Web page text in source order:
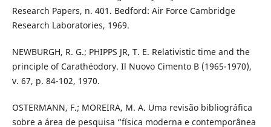
Research Papers, n. 401. Bedford: Air Force Cambridge
Research Laboratories, 1969.
NEWBURGH, R. G.; PHIPPS JR, T. E. Relativistic time and the
principle of Carathéodory. Il Nuovo Cimento B (1965-1970),
v. 67, p. 84-102, 1970.
OSTERMANN, F.; MOREIRA, M. A. Uma revisão bibliográfica
sobre a área de pesquisa “física moderna e contemporânea